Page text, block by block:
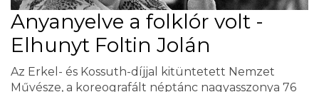
Anyanyelve a folklór volt -
Elhunyt Foltin Jolán
Az Erkel- és Kossuth-díjjal kitüntetett Nemzet
Művésze, a koreografált néptánc nagyasszonya 76